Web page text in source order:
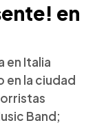
en
en Italia
en la ciudad
Band;